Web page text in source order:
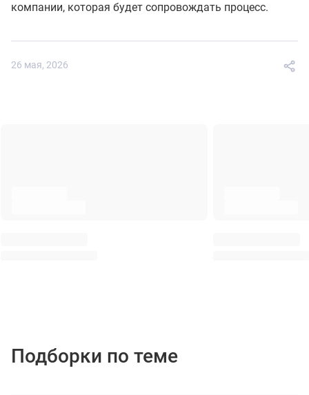
компании, которая будет сопровождать процесс.
26 мая, 2026
Подборки по теме